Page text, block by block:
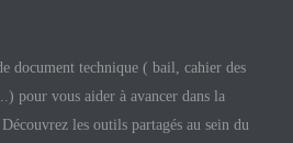
document technique ( bail, cahier des
pour vous aider à avancer dans la
les outils partagés au sein du